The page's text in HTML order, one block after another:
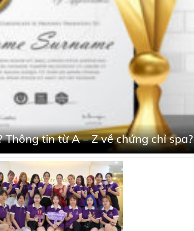
tin từ A – Z về chứng chỉ spa?